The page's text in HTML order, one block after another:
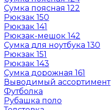
Сумка поясная 122
Рюкзак 150
Рюкзак 141
Рюкзак-мешок 142
Сумка для ноутбука 130
Рюкзак 151
Рюкзак 143
Сумка дорожная 161
Выводимый ассортимент
Футболка
Рубашка поло